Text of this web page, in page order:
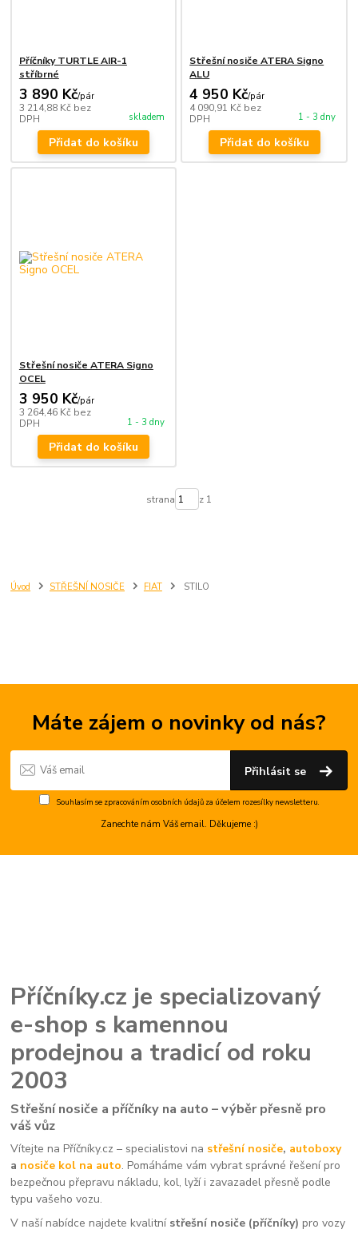
Úvod STŘEŠNÍ NOSIČE FIAT STILO
Příčníky TURTLE AIR-1
stříbrné
3 890 Kč/pár
3 214,88 Kč bez
DPH
skladem
Přidat do košíku
Střešní nosiče ATERA Signo
ALU
4 950 Kč/pár
4 090,91 Kč bez
DPH
1 - 3 dny
Přidat do košíku
Střešní nosiče ATERA Signo
OCEL
3 950 Kč/pár
3 264,46 Kč bez
DPH
1 - 3 dny
Přidat do košíku
strana z 1
Máte zájem o novinky od nás?
Přihlásit se
Souhlasím se zpracováním osobních údajůza účelem rozesílky newsletteru.
Zanechte nám Váš email. Děkujeme :)
Příčníky.cz je specializovaný
e-shop s kamennou
prodejnou a tradicí od roku
2003
Střešní nosiče a příčníky na auto – výběr přesně pro
váš vůz
Vítejte na Příčníky.cz – specialistovi na střešní nosiče, autoboxy
a nosiče kol na auto. Pomáháme vám vybrat správné řešení pro
bezpečnou přepravu nákladu, kol, lyží i zavazadel přesně podle
typu vašeho vozu.
V naší nabídce najdete kvalitní střešní nosiče (příčníky) pro vozy